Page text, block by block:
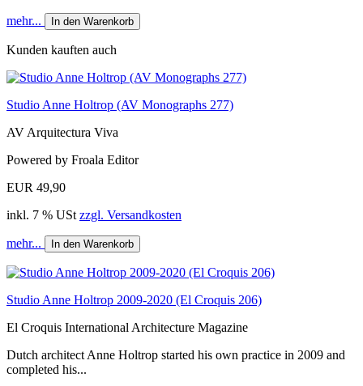
mehr... In den Warenkorb
Kunden kauften auch
Studio Anne Holtrop (AV Monographs 277)
AV Arquitectura Viva
Powered by Froala Editor
EUR 49,90
inkl. 7 % USt zzgl. Versandkosten
mehr... In den Warenkorb
Studio Anne Holtrop 2009-2020 (El Croquis 206)
El Croquis International Architecture Magazine
Dutch architect Anne Holtrop started his own practice in 2009 and
completed his...